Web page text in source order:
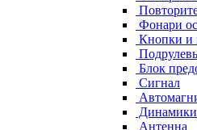
Фонари
Кнопки и
Блок
Сигнал
Динамики
Антенна